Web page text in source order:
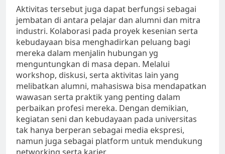
Aktivitas tersebut juga dapat berfungsi sebagai
jembatan di antara pelajar dan alumni dan mitra
industri. Kolaborasi pada proyek kesenian serta
kebudayaan bisa menghadirkan peluang bagi
mereka dalam menjalin hubungan yg
menguntungkan di masa depan. Melalui
workshop, diskusi, serta aktivitas lain yang
melibatkan alumni, mahasiswa bisa mendapatkan
wawasan serta praktik yang penting dalam
perbaikan profesi mereka. Dengan demikian,
kegiatan seni dan kebudayaan pada universitas
tak hanya berperan sebagai media ekspresi,
namun juga sebagai platform untuk mendukung